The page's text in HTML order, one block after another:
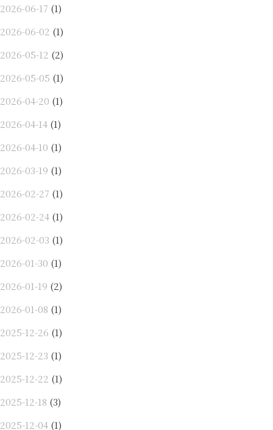
2026-06-17 (1)
2026-06-02 (1)
2026-05-12 (2)
2026-05-05 (1)
2026-04-20 (1)
2026-04-14 (1)
2026-04-10 (1)
2026-03-19 (1)
2026-02-27 (1)
2026-02-24 (1)
2026-02-03 (1)
2026-01-30 (1)
2026-01-19 (2)
2026-01-08 (1)
2025-12-26 (1)
2025-12-23 (1)
2025-12-22 (1)
2025-12-18 (3)
2025-12-04 (1)